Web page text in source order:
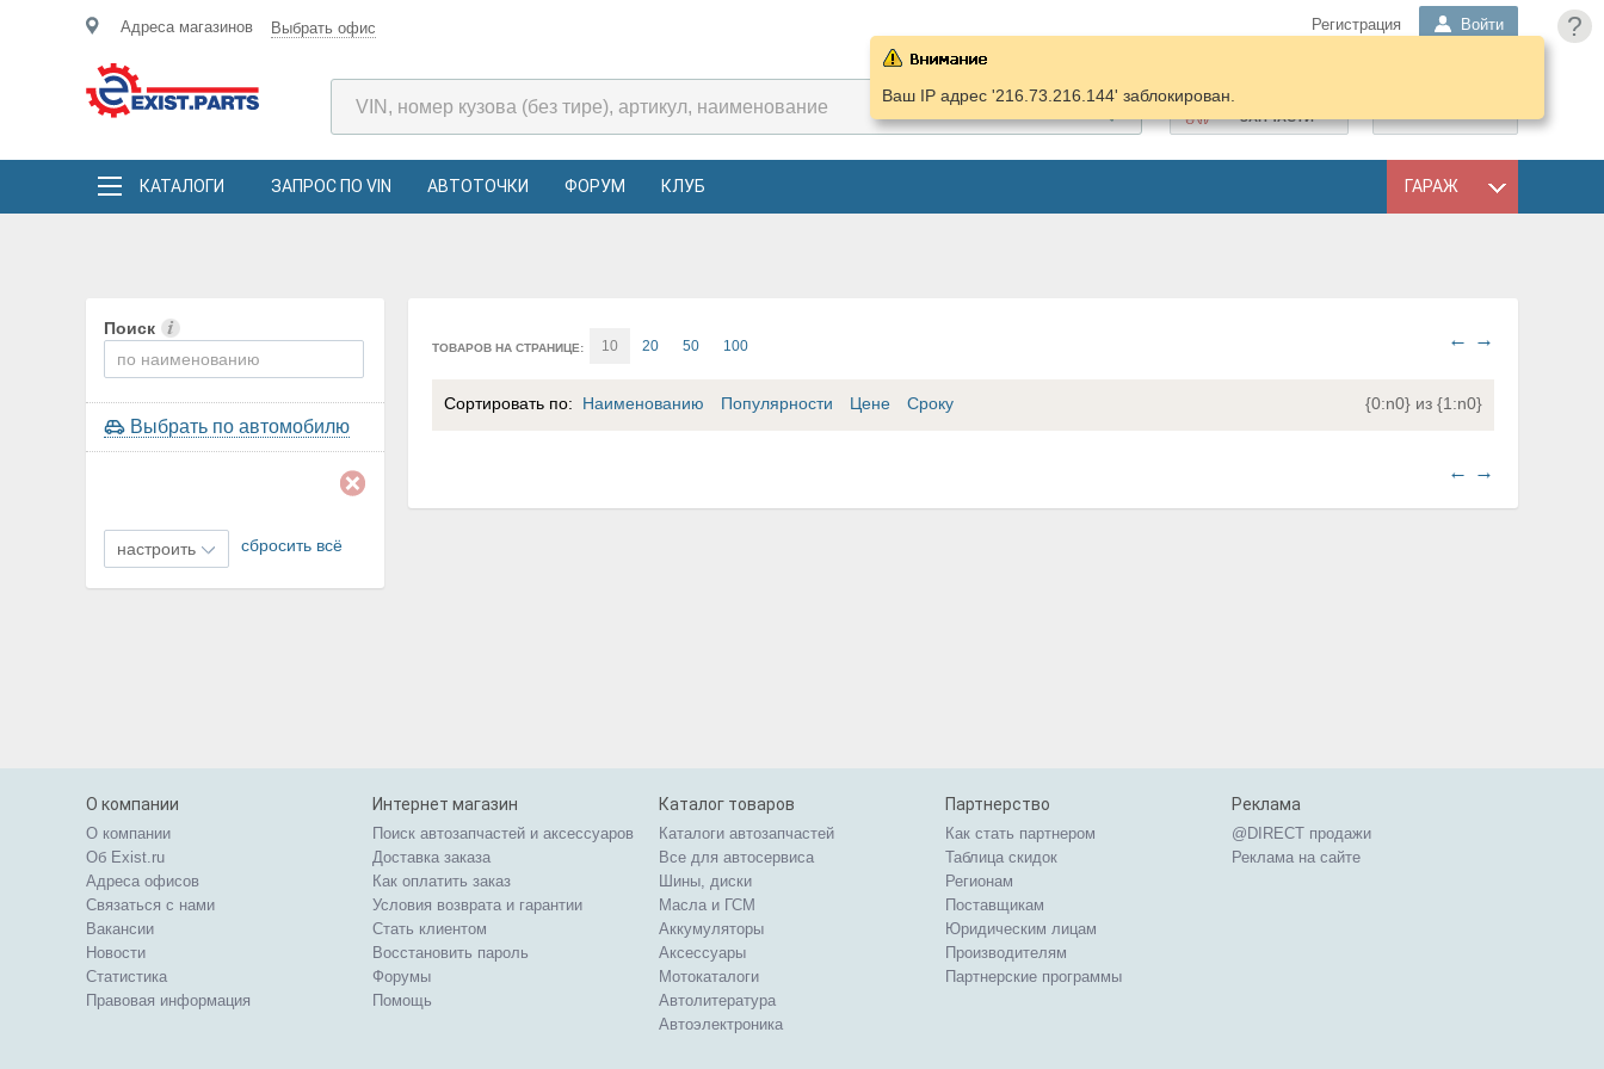
?
Адреса магазинов Выбрать офис Регистрация Войти
ЗАПЧАСТИ
КАТАЛОГИ ЗАПРОС ПО VIN АВТОТОЧКИ ФОРУМ КЛУБ ГАРАЖ
Ваш IP адрес '216.73.216.144' заблокирован.
Поиск
Выбрать по автомобилю
настроить сбросить всё
ТОВАРОВ НА СТРАНИЦЕ: 10 20 50 100 ← →
{0:n0} из {1:n0}
Сортировать по: Наименованию Популярности Цене Сроку
← →
О компании
О компании
Об Exist.ru
Адреса офисов
Связаться с нами
Вакансии
Новости
Статистика
Правовая информация
Интернет магазин
Поиск автозапчастей и аксессуаров
Доставка заказа
Как оплатить заказ
Условия возврата и гарантии
Стать клиентом
Восстановить пароль
Форумы
Помощь
Каталог товаров
Каталоги автозапчастей
Все для автосервиса
Шины, диски
Масла и ГСМ
Аккумуляторы
Аксессуары
Мотокаталоги
Автолитература
Автоэлектроника
Партнерство
Как стать партнером
Таблица скидок
Регионам
Поставщикам
Юридическим лицам
Производителям
Партнерские программы
Реклама
@DIRECT продажи
Реклама на сайте